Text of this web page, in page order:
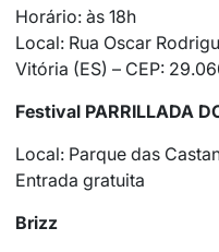
Horário: às 18h
Local: Rua Oscar
Vitória (ES) – CEP:
Festival PARRILLADA
Local: Parque das
Entrada gratuita
Brizz